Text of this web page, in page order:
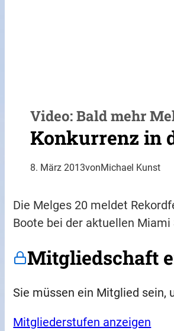
Video: Bald mehr
Konkurrenz in
8. März 2013vonMichael Kunst
Die Melges 20 meldet
Boote bei der aktuellen Miami
Mitgliedschaft
Sie müssen ein Mitglied sein,
Mitgliederstufen anzeigen